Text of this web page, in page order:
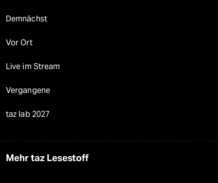
Demnächst
Vor Ort
Live im Stream
Vergangene
taz lab 2027
Mehr taz Lesestoff